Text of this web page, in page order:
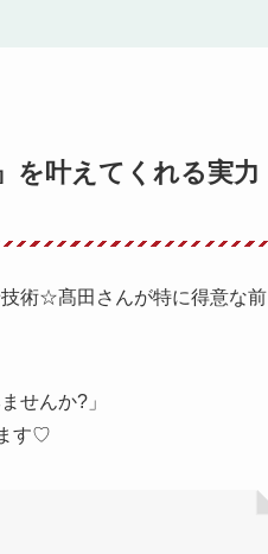
を叶えてくれる実力
術☆髙田さんが特に得意な前
せんか?」
す♡